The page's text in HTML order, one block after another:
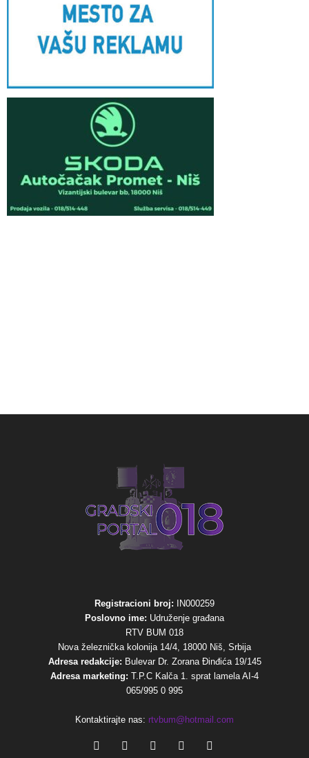
Registracioni broj:
IN000259
Poslovno ime: Udruženje građana
RTV BUM 018
Nova železnička kolonija 14/4, 18000 Niš, Srbija
Adresa redakcije: Bulevar Dr. Zorana Đinđića 19/145
Adresa marketing: T.P.C Kalča 1. sprat lamela AI-4
065/995 0 995
Kontaktirajte nas: rtvbum@hotmail.com